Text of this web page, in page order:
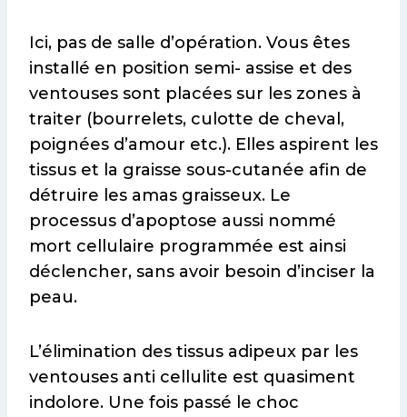
Ici, pas de salle d’opération. Vous êtes
installé en position semi- assise et des
ventouses sont placées sur les zones à
traiter (bourrelets, culotte de cheval,
poignées d’amour etc.). Elles aspirent les
tissus et la graisse sous-cutanée afin de
détruire les amas graisseux. Le
processus d’apoptose aussi nommé
mort cellulaire programmée est ainsi
déclencher, sans avoir besoin d’inciser la
peau.
L’élimination des tissus adipeux par les
ventouses anti cellulite est quasiment
indolore. Une fois passé le choc